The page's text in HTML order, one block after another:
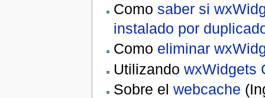
Como saber si
instalado por
Como eliminar
Utilizando wxWidgets
Sobre el webcache